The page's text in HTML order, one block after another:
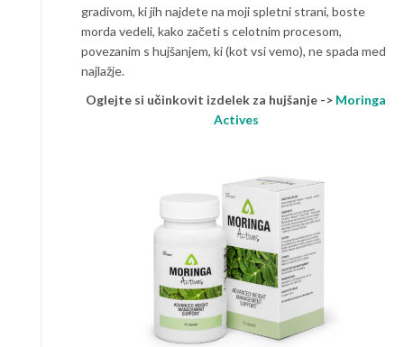
gradivom, ki jih najdete na moji spletni strani, boste
morda vedeli, kako začeti s celotnim procesom,
povezanim s hujšanjem, ki (kot vsi vemo), ne spada med
najlažje.
Oglejte si učinkovit izdelek za hujšanje -> Moringa
Actives